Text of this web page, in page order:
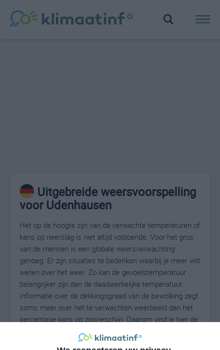
Uitgebreide weersvoorspelling
voor Udenhausen
Het op de hoogte zijn van de verwachte temperaturen of
kans op neerslag is niet altijd voldoende. Voor het gros
van de mensen is een globale weersverwachting
genoeg. Er zijn situaties te bedenken waarbij je meer wilt
weten over het weer. Zo kan de gevoelstemperatuur
belangrijker zijn dan de daadwerkelijke temperatuur.
Informatie over de dekkingsgraad van de bewolking zegt
soms meer over het te verwachten weerbeeld dan het
percentage kans op zonneschijn. Daarom vind je hier de
uitgebreide weersvoorspelling voor Udenhausen.